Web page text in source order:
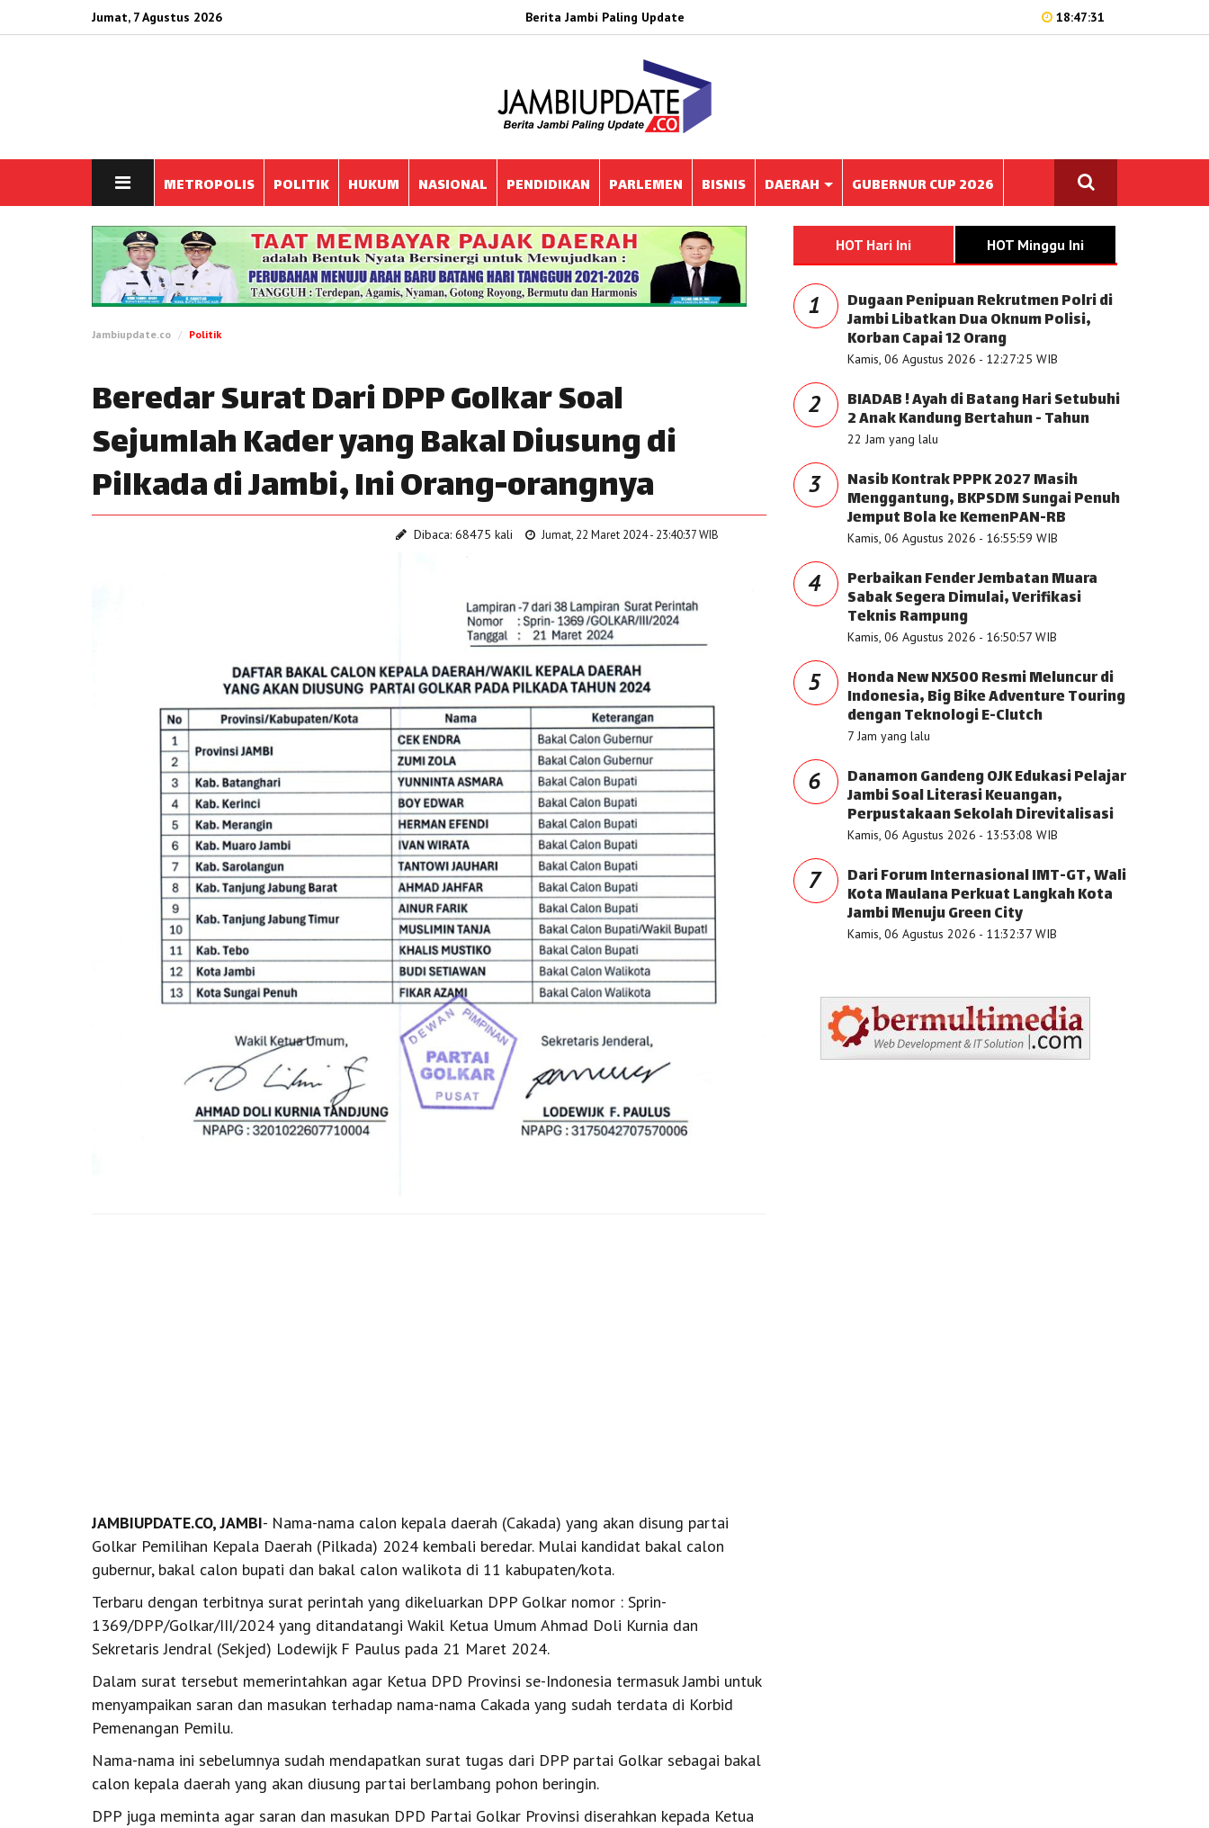
Jumat, 7 Agustus 2026 Berita Jambi Paling Update 18:47:31
METROPOLIS POLITIK HUKUM NASIONAL PENDIDIKAN PARLEMEN BISNIS DAERAH GUBERNUR CUP 2026
Jambiupdate.co Politik
Beredar Surat Dari DPP Golkar Soal
Sejumlah Kader yang Bakal Diusung di
Pilkada di Jambi, Ini Orang-orangnya
Dibaca: 68475 kali Jumat, 22 Maret 2024 - 23:40:37 WIB
JAMBIUPDATE.CO, JAMBI- Nama-nama calon kepala daerah (Cakada) yang akan disung partai
Golkar Pemilihan Kepala Daerah (Pilkada) 2024 kembali beredar. Mulai kandidat bakal calon
gubernur, bakal calon bupati dan bakal calon walikota di 11 kabupaten/kota.
Terbaru dengan terbitnya surat perintah yang dikeluarkan DPP Golkar nomor : Sprin-
1369/DPP/Golkar/III/2024 yang ditandatangi Wakil Ketua Umum Ahmad Doli Kurnia dan
Sekretaris Jendral (Sekjed) Lodewijk F Paulus pada 21 Maret 2024.
Dalam surat tersebut memerintahkan agar Ketua DPD Provinsi se-Indonesia termasuk Jambi untuk
menyampaikan saran dan masukan terhadap nama-nama Cakada yang sudah terdata di Korbid
Pemenangan Pemilu.
Nama-nama ini sebelumnya sudah mendapatkan surat tugas dari DPP partai Golkar sebagai bakal
calon kepala daerah yang akan diusung partai berlambang pohon beringin.
DPP juga meminta agar saran dan masukan DPD Partai Golkar Provinsi diserahkan kepada Ketua
HOT Hari Ini HOT Minggu Ini
1 Dugaan Penipuan Rekrutmen Polri di
Jambi Libatkan Dua Oknum Polisi,
Korban Capai 12 Orang
Kamis, 06 Agustus 2026 - 12:27:25 WIB
2 BIADAB ! Ayah di Batang Hari Setubuhi
2 Anak Kandung Bertahun - Tahun
22 Jam yang lalu
3 Nasib Kontrak PPPK 2027 Masih
Menggantung, BKPSDM Sungai Penuh
Jemput Bola ke KemenPAN-RB
Kamis, 06 Agustus 2026 - 16:55:59 WIB
4 Perbaikan Fender Jembatan Muara
Sabak Segera Dimulai, Verifikasi
Teknis Rampung
Kamis, 06 Agustus 2026 - 16:50:57 WIB
5 Honda New NX500 Resmi Meluncur di
Indonesia, Big Bike Adventure Touring
dengan Teknologi E-Clutch
7 Jam yang lalu
6 Danamon Gandeng OJK Edukasi Pelajar
Jambi Soal Literasi Keuangan,
Perpustakaan Sekolah Direvitalisasi
Kamis, 06 Agustus 2026 - 13:53:08 WIB
7 Dari Forum Internasional IMT-GT, Wali
Kota Maulana Perkuat Langkah Kota
Jambi Menuju Green City
Kamis, 06 Agustus 2026 - 11:32:37 WIB